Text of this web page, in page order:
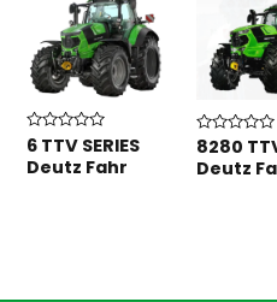
Valorado
con
0
6 TTV SERIES
Deutz Fahr
Valorado
con
0
8280
Deutz